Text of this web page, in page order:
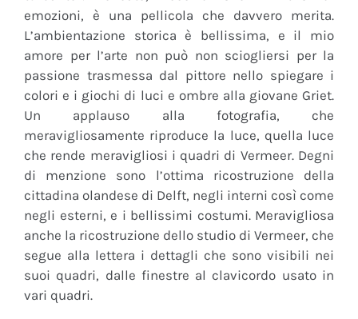
emozioni, è una pellicola che davvero merita.
L’ambientazione storica è bellissima, e il mio
amore per l’arte non può non sciogliersi per la
passione trasmessa dal pittore nello spiegare i
colori e i giochi di luci e ombre alla giovane Griet.
Un applauso alla fotografia, che
meravigliosamente riproduce la luce, quella luce
che rende meravigliosi i quadri di Vermeer. Degni
di menzione sono l’ottima ricostruzione della
cittadina olandese di Delft, negli interni così come
negli esterni, e i bellissimi costumi. Meravigliosa
anche la ricostruzione dello studio di Vermeer, che
segue alla lettera i dettagli che sono visibili nei
suoi quadri, dalle finestre al clavicordo usato in
vari quadri.